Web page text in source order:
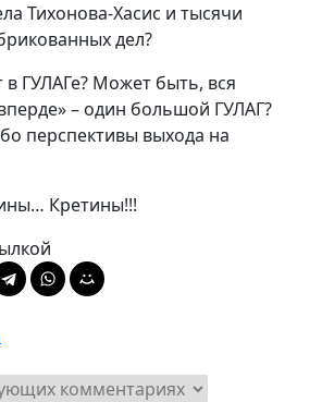
Тихонова-Хасис и тысячи
дел?
в ГУЛАГе? Может быть, вся
– один большой ГУЛАГ?
перспективы выхода на
Кретины!!!